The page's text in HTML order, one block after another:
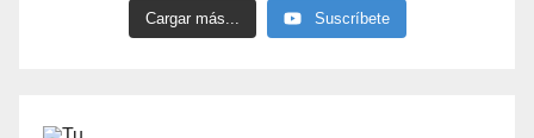
Cargar más... Suscríbete